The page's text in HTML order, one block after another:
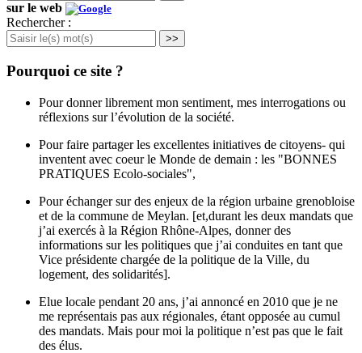
sur le web
Rechercher :
>>
Pourquoi ce site ?
Pour donner librement mon sentiment, mes interrogations ou
réflexions sur l’évolution de la société.
Pour faire partager les excellentes initiatives de citoyens- qui
inventent avec coeur le Monde de demain : les "BONNES
PRATIQUES Ecolo-sociales",
Pour échanger sur des enjeux de la région urbaine grenobloise
et de la commune de Meylan. [et,durant les deux mandats que
j’ai exercés à la Région Rhône-Alpes, donner des
informations sur les politiques que j’ai conduites en tant que
Vice présidente chargée de la politique de la Ville, du
logement, des solidarités].
Elue locale pendant 20 ans, j’ai annoncé en 2010 que je ne
me représentais pas aux régionales, étant opposée au cumul
des mandats. Mais pour moi la politique n’est pas que le fait
des élus.